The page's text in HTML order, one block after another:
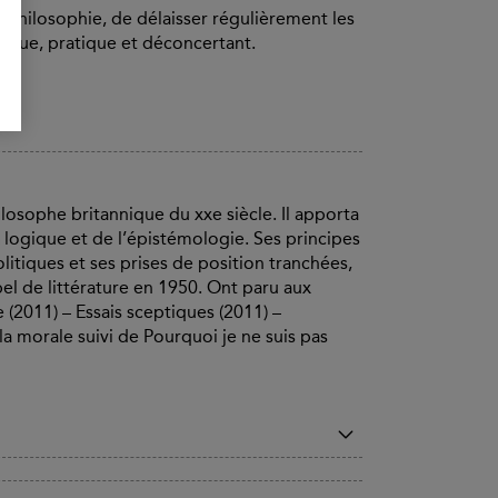
de délaisser régulièrement les
pratique et déconcertant.
britannique du xxe siècle. Il apporta
et de l’épistémologie. Ses principes
et ses prises de position tranchées,
de littérature en 1950. Ont paru aux
– Essais sceptiques (2011) –
morale suivi de Pourquoi je ne suis pas